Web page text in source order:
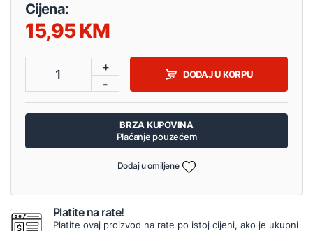
Cijena:
15,95
1
+
-
DODAJ U KORPU
BRZA KUPOVINA
Plaćanje pouzećem
Dodaj u omiljene
Platite na rate!
Platite ovaj proizvod na rate po istoj cijeni, ako je ukupni